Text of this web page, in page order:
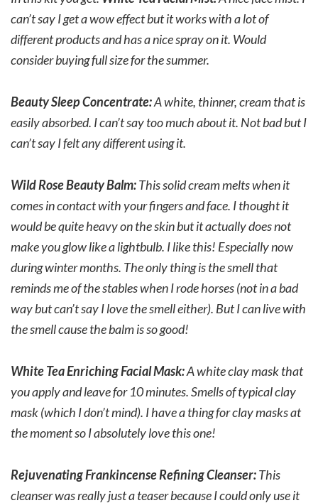
can’t say I get a wow effect but it works with a lot of
different products and has a nice spray on it. Would
consider buying full size for the summer.
Beauty Sleep Concentrate:A white, thinner, cream that is
easily absorbed. I can’t say too much about it. Not bad but I
can’t say I felt any different using it.
Wild Rose BeautyBalm:This solid cream melts when it
comes in contact with your fingers and face. I thought it
would be quite heavy on the skin but it actually does not
make you glow like a lightbulb. I like this! Especially now
during winter months. The only thing is the smell that
reminds me of the stables when I rode horses (not in a bad
way but can’t say I love the smell either). But I can live with
the smell cause the balm is so good!
White Tea Enriching FacialMask:A white clay mask that
you apply and leave for 10 minutes. Smells of typical clay
mask (which I don’t mind). I have a thing for clay masks at
the moment so I absolutely love this one!
Rejuvenating Frankincense Refining Cleanser:This
cleanser was really just a teaser because I could only use it